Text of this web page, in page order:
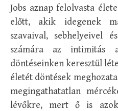
Jobs aznap felolvasta
előtt, akik idegenek
szavaival, sebhelyeivel
számára az intimitás
döntéseinken keresztül
életét döntések
megingathatatlan
lévőkre, mert ő is